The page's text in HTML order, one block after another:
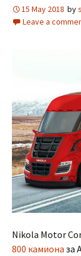
15 May 2018 by
Leave a
Nikola Motor
800 камиона за